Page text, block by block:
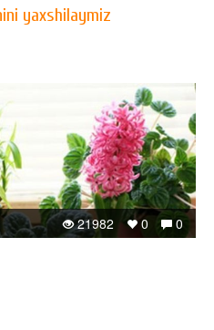
yaxshilaymiz
0
0
21982